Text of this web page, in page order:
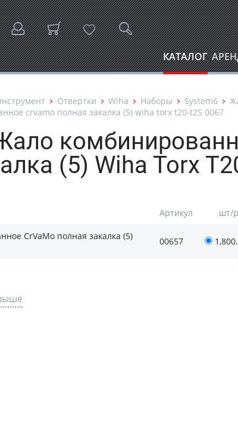
КАТАЛОГ
Отвертки Wiha Наборы System6
crvamo полная закалка (5) wiha torx t20-t25 0067
(5) Wiha Torx
Артикул шт/
CrVaMo полная закалка (5)
00657